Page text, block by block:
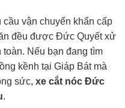
cầu vận chuyển khẩn cấp
đều được Đức Quyết xử
toàn. Nếu bạn đang tìm
kềnh tại Giáp Bát mà
sức, xe cắt nóc Đức
.